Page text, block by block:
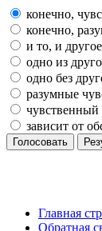
конечно,
конечно,
и то, и другое
одно из
одно без
разумные
чувственный
зависит от
Голосовать
Главная
Обратная